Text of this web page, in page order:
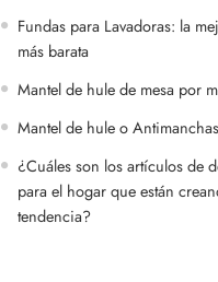
Fundas para Lavadoras: la
más barata
Mantel de hule de mesa por
Mantel de hule o Antimanchas
¿Cuáles son los artículos de
para el hogar que están
tendencia?